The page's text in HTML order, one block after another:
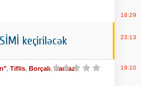
keçiriləcək
, Tiflis, Borçalı,Darvaz
18:29
23:13
19:10